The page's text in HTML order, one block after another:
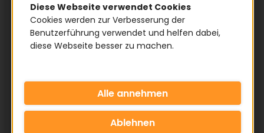
Diese Webseite verwendet Cookies
Cookies werden zur Verbesserung der
Benutzerführung verwendet und helfen dabei,
diese Webseite besser zu machen.